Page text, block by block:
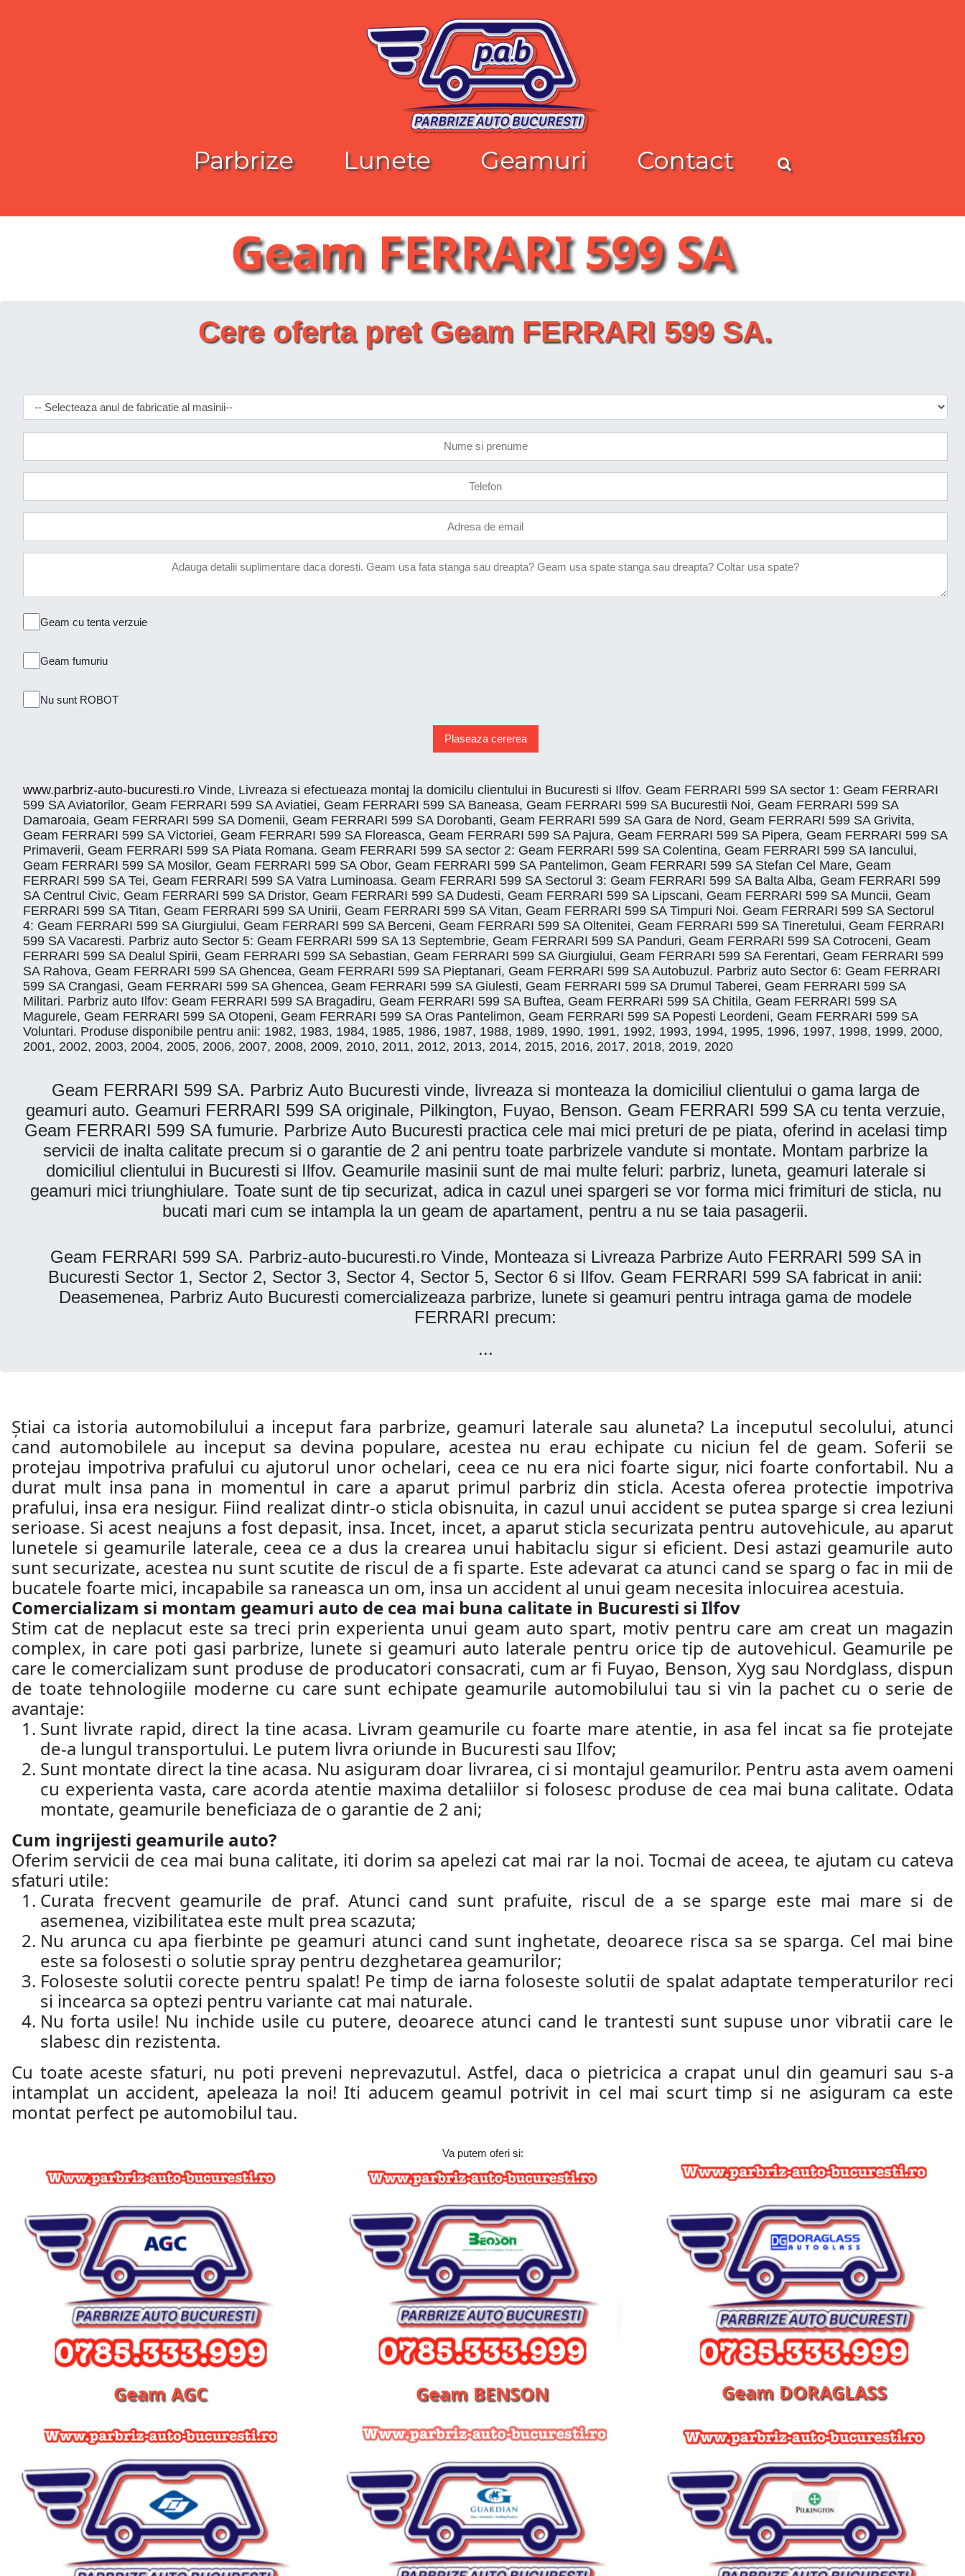
Parbrize Lunete Geamuri Contact
Geam FERRARI 599 SA
Cere oferta pret Geam FERRARI 599 SA.
Geam cu tenta verzuie
Geam fumuriu
Nu sunt ROBOT
Plaseaza cererea
www.parbriz-auto-bucuresti.ro Vinde, Livreaza si efectueaza montaj la domicilu clientului in Bucuresti si Ilfov. Geam FERRARI 599 SA sector 1: Geam FERRARI
599 SA Aviatorilor, Geam FERRARI 599 SA Aviatiei, Geam FERRARI 599 SA Baneasa, Geam FERRARI 599 SA Bucurestii Noi, Geam FERRARI 599 SA
Damaroaia, Geam FERRARI 599 SA Domenii, Geam FERRARI 599 SA Dorobanti, Geam FERRARI 599 SA Gara de Nord, Geam FERRARI 599 SA Grivita,
Geam FERRARI 599 SA Victoriei, Geam FERRARI 599 SA Floreasca, Geam FERRARI 599 SA Pajura, Geam FERRARI 599 SA Pipera, Geam FERRARI 599 SA
Primaverii, Geam FERRARI 599 SA Piata Romana. Geam FERRARI 599 SA sector 2: Geam FERRARI 599 SA Colentina, Geam FERRARI 599 SA Iancului,
Geam FERRARI 599 SA Mosilor, Geam FERRARI 599 SA Obor, Geam FERRARI 599 SA Pantelimon, Geam FERRARI 599 SA Stefan Cel Mare, Geam
FERRARI 599 SA Tei, Geam FERRARI 599 SA Vatra Luminoasa. Geam FERRARI 599 SA Sectorul 3: Geam FERRARI 599 SA Balta Alba, Geam FERRARI 599
SA Centrul Civic, Geam FERRARI 599 SA Dristor, Geam FERRARI 599 SA Dudesti, Geam FERRARI 599 SA Lipscani, Geam FERRARI 599 SA Muncii, Geam
FERRARI 599 SA Titan, Geam FERRARI 599 SA Unirii, Geam FERRARI 599 SA Vitan, Geam FERRARI 599 SA Timpuri Noi. Geam FERRARI 599 SA Sectorul
4: Geam FERRARI 599 SA Giurgiului, Geam FERRARI 599 SA Berceni, Geam FERRARI 599 SA Oltenitei, Geam FERRARI 599 SA Tineretului, Geam FERRARI
599 SA Vacaresti. Parbriz auto Sector 5: Geam FERRARI 599 SA 13 Septembrie, Geam FERRARI 599 SA Panduri, Geam FERRARI 599 SA Cotroceni, Geam
FERRARI 599 SA Dealul Spirii, Geam FERRARI 599 SA Sebastian, Geam FERRARI 599 SA Giurgiului, Geam FERRARI 599 SA Ferentari, Geam FERRARI 599
SA Rahova, Geam FERRARI 599 SA Ghencea, Geam FERRARI 599 SA Pieptanari, Geam FERRARI 599 SA Autobuzul. Parbriz auto Sector 6: Geam FERRARI
599 SA Crangasi, Geam FERRARI 599 SA Ghencea, Geam FERRARI 599 SA Giulesti, Geam FERRARI 599 SA Drumul Taberei, Geam FERRARI 599 SA
Militari. Parbriz auto Ilfov: Geam FERRARI 599 SA Bragadiru, Geam FERRARI 599 SA Buftea, Geam FERRARI 599 SA Chitila, Geam FERRARI 599 SA
Magurele, Geam FERRARI 599 SA Otopeni, Geam FERRARI 599 SA Oras Pantelimon, Geam FERRARI 599 SA Popesti Leordeni, Geam FERRARI 599 SA
Voluntari. Produse disponibile pentru anii: 1982, 1983, 1984, 1985, 1986, 1987, 1988, 1989, 1990, 1991, 1992, 1993, 1994, 1995, 1996, 1997, 1998, 1999, 2000,
2001, 2002, 2003, 2004, 2005, 2006, 2007, 2008, 2009, 2010, 2011, 2012, 2013, 2014, 2015, 2016, 2017, 2018, 2019, 2020
Geam FERRARI 599 SA. Parbriz Auto Bucuresti vinde, livreaza si monteaza la domiciliul clientului o gama larga de
geamuri auto. Geamuri FERRARI 599 SA originale, Pilkington, Fuyao, Benson. Geam FERRARI 599 SA cu tenta verzuie,
Geam FERRARI 599 SA fumurie. Parbrize Auto Bucuresti practica cele mai mici preturi de pe piata, oferind in acelasi timp
servicii de inalta calitate precum si o garantie de 2 ani pentru toate parbrizele vandute si montate. Montam parbrize la
domiciliul clientului in Bucuresti si Ilfov. Geamurile masinii sunt de mai multe feluri: parbriz, luneta, geamuri laterale si
geamuri mici triunghiulare. Toate sunt de tip securizat, adica in cazul unei spargeri se vor forma mici frimituri de sticla, nu
bucati mari cum se intampla la un geam de apartament, pentru a nu se taia pasagerii.
Geam FERRARI 599 SA. Parbriz-auto-bucuresti.ro Vinde, Monteaza si Livreaza Parbrize Auto FERRARI 599 SA in
Bucuresti Sector 1, Sector 2, Sector 3, Sector 4, Sector 5, Sector 6 si Ilfov. Geam FERRARI 599 SA fabricat in anii:
Deasemenea, Parbriz Auto Bucuresti comercializeaza parbrize, lunete si geamuri pentru intraga gama de modele
FERRARI precum:
...
Știai ca istoria automobilului a inceput fara parbrize, geamuri laterale sau aluneta? La inceputul secolului, atunci
cand automobilele au inceput sa devina populare, acestea nu erau echipate cu niciun fel de geam. Soferii se
protejau impotriva prafului cu ajutorul unor ochelari, ceea ce nu era nici foarte sigur, nici foarte confortabil. Nu a
durat mult insa pana in momentul in care a aparut primul parbriz din sticla. Acesta oferea protectie impotriva
prafului, insa era nesigur. Fiind realizat dintr-o sticla obisnuita, in cazul unui accident se putea sparge si crea leziuni
serioase. Si acest neajuns a fost depasit, insa. Incet, incet, a aparut sticla securizata pentru autovehicule, au aparut
lunetele si geamurile laterale, ceea ce a dus la crearea unui habitaclu sigur si eficient. Desi astazi geamurile auto
sunt securizate, acestea nu sunt scutite de riscul de a fi sparte. Este adevarat ca atunci cand se sparg o fac in mii de
bucatele foarte mici, incapabile sa raneasca un om, insa un accident al unui geam necesita inlocuirea acestuia.
Comercializam si montam geamuri auto de cea mai buna calitate in Bucuresti si Ilfov
Stim cat de neplacut este sa treci prin experienta unui geam auto spart, motiv pentru care am creat un magazin
complex, in care poti gasi parbrize, lunete si geamuri auto laterale pentru orice tip de autovehicul. Geamurile pe
care le comercializam sunt produse de producatori consacrati, cum ar fi Fuyao, Benson, Xyg sau Nordglass, dispun
de toate tehnologiile moderne cu care sunt echipate geamurile automobilului tau si vin la pachet cu o serie de
avantaje:
Sunt livrate rapid, direct la tine acasa. Livram geamurile cu foarte mare atentie, in asa fel incat sa fie protejate
de-a lungul transportului. Le putem livra oriunde in Bucuresti sau Ilfov;
Sunt montate direct la tine acasa. Nu asiguram doar livrarea, ci si montajul geamurilor. Pentru asta avem oameni
cu experienta vasta, care acorda atentie maxima detaliilor si folosesc produse de cea mai buna calitate. Odata
montate, geamurile beneficiaza de o garantie de 2 ani;
Cum ingrijesti geamurile auto?
Oferim servicii de cea mai buna calitate, iti dorim sa apelezi cat mai rar la noi. Tocmai de aceea, te ajutam cu cateva
sfaturi utile:
Curata frecvent geamurile de praf. Atunci cand sunt prafuite, riscul de a se sparge este mai mare si de
asemenea, vizibilitatea este mult prea scazuta;
Nu arunca cu apa fierbinte pe geamuri atunci cand sunt inghetate, deoarece risca sa se sparga. Cel mai bine
este sa folosesti o solutie spray pentru dezghetarea geamurilor;
Foloseste solutii corecte pentru spalat! Pe timp de iarna foloseste solutii de spalat adaptate temperaturilor reci
si incearca sa optezi pentru variante cat mai naturale.
Nu forta usile! Nu inchide usile cu putere, deoarece atunci cand le trantesti sunt supuse unor vibratii care le
slabesc din rezistenta.
Cu toate aceste sfaturi, nu poti preveni neprevazutul. Astfel, daca o pietricica a crapat unul din geamuri sau s-a
intamplat un accident, apeleaza la noi! Iti aducem geamul potrivit in cel mai scurt timp si ne asiguram ca este
montat perfect pe automobilul tau.
Va putem oferi si:
Geam AGC Geam BENSON Geam DORAGLASS